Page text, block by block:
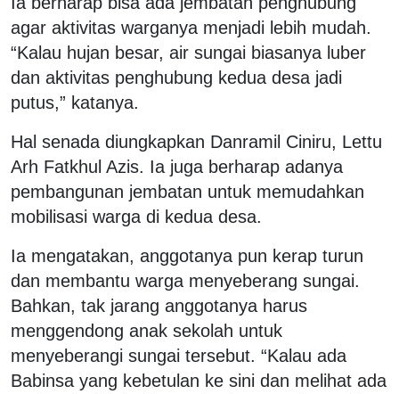
agar aktivitas warganya menjadi lebih mudah.
“Kalau hujan besar, air sungai biasanya luber
dan aktivitas penghubung kedua desa jadi
putus,” katanya.
Hal senada diungkapkan Danramil Ciniru, Lettu
Arh Fatkhul Azis. Ia juga berharap adanya
pembangunan jembatan untuk memudahkan
mobilisasi warga di kedua desa.
Ia mengatakan, anggotanya pun kerap turun
dan membantu warga menyeberang sungai.
Bahkan, tak jarang anggotanya harus
menggendong anak sekolah untuk
menyeberangi sungai tersebut. “Kalau ada
Babinsa yang kebetulan ke sini dan melihat ada